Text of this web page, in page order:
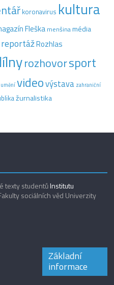
koronavirus kultura
Fleška menšinamédia
reportážRozhlas
rozhovorsport
uměnívideovýstava zahraniční
žurnalistika
texty studentůInstitutu
sociálních věd Univerzity
Základní
informace